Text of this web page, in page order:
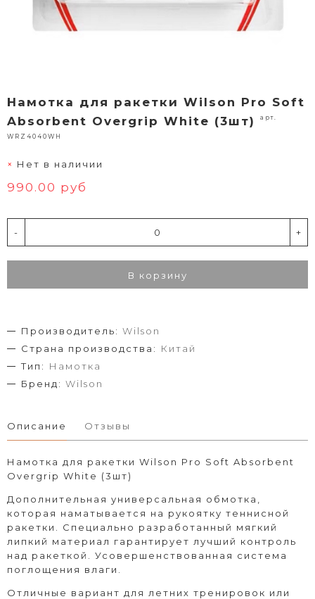
Намотка для ракетки Wilson Pro Soft
Absorbent Overgrip White (3шт)
арт.
WRZ4040WH
Нет в наличии
990.00 руб
- +
В корзину
Производитель: Wilson
Страна производства:
Китай
Тип:
Намотка
Бренд: Wilson
Описание Отзывы
Намотка для ракетки Wilson Pro Soft Absorbent
Overgrip White (3шт)
Дополнительная универсальная обмотка,
которая наматывается на рукоятку теннисной
ракетки. Специально разработанный мягкий
липкий материал гарантирует лучший контроль
над ракеткой. Усовершенствованная система
поглощения влаги.
Отличные вариант для летних тренировок или